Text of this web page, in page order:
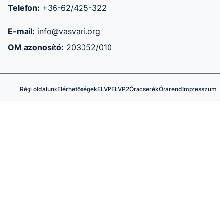
Telefon: +36-62/425-322
E-mail: info@vasvari.org
OM azonosító: 203052/010
Régi oldalunkElérhetőségekELVPELVP2ÓracserékÓrarendImpresszum